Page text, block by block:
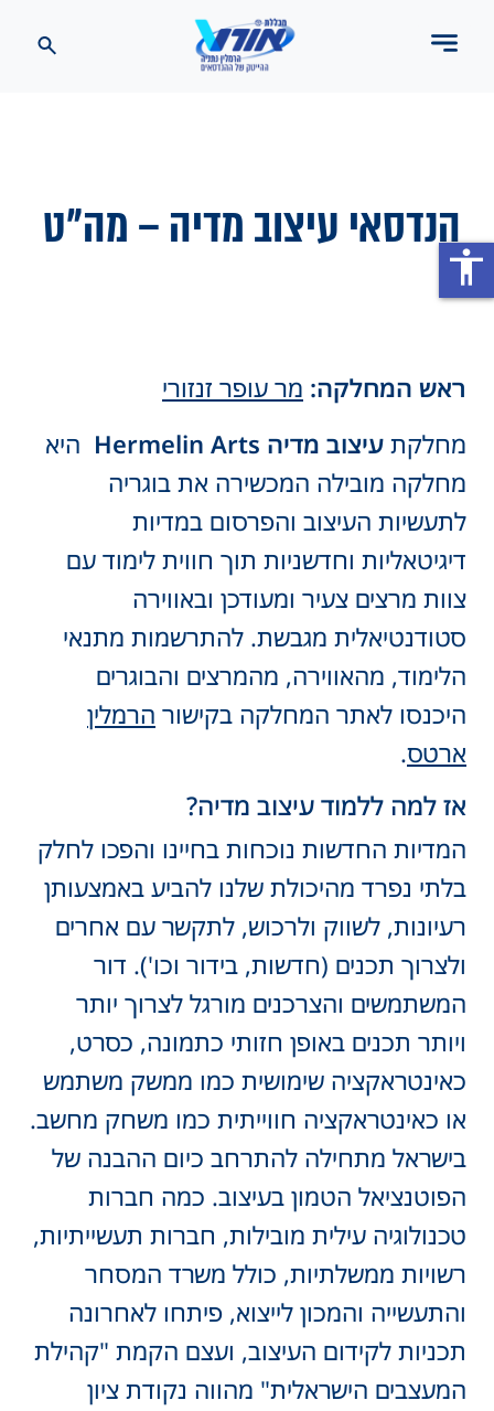
הנדסאי עיצוב מדיה – מה"ט
ראש המחלקה: מר עופר זנזורי
מחלקת עיצוב מדיה Hermelin Arts
היא
מחלקה מובילה המכשירה את בוגריה
לתעשיות העיצוב והפרסום במדיות
דיגיטאליות וחדשניות תוך חווית לימוד עם
צוות מרצים צעיר ומעודכן ובאווירה
סטודנטיאלית מגבשת. להתרשמות מתנאי
הלימוד, מהאווירה, מהמרצים והבוגרים
היכנסו לאתר המחלקה בקישור הרמלין
ארטס.
אז למה ללמוד עיצוב מדיה?
המדיות החדשות נוכחות בחיינו והפכו לחלק
בלתי נפרד מהיכולת שלנו להביע באמצעותן
רעיונות, לשווק ולרכוש, לתקשר עם אחרים
ולצרוך תכנים (חדשות, בידור וכו'). דור
המשתמשים והצרכנים מורגל לצרוך יותר
ויותר תכנים באופן חזותי כתמונה, כסרט,
כאינטראקציה שימושית כמו ממשק משתמש
או כאינטראקציה חווייתית כמו משחק מחשב.
בישראל מתחילה להתרחב כיום ההבנה של
הפוטנציאל הטמון בעיצוב. כמה חברות
טכנולוגיה עילית מובילות, חברות תעשייתיות,
רשויות ממשלתיות, כולל משרד המסחר
והתעשייה והמכון לייצוא, פיתחו לאחרונה
תכניות לקידום העיצוב, ועצם הקמת "קהילת
המעצבים הישראלית" מהווה נקודת ציון
accessibility